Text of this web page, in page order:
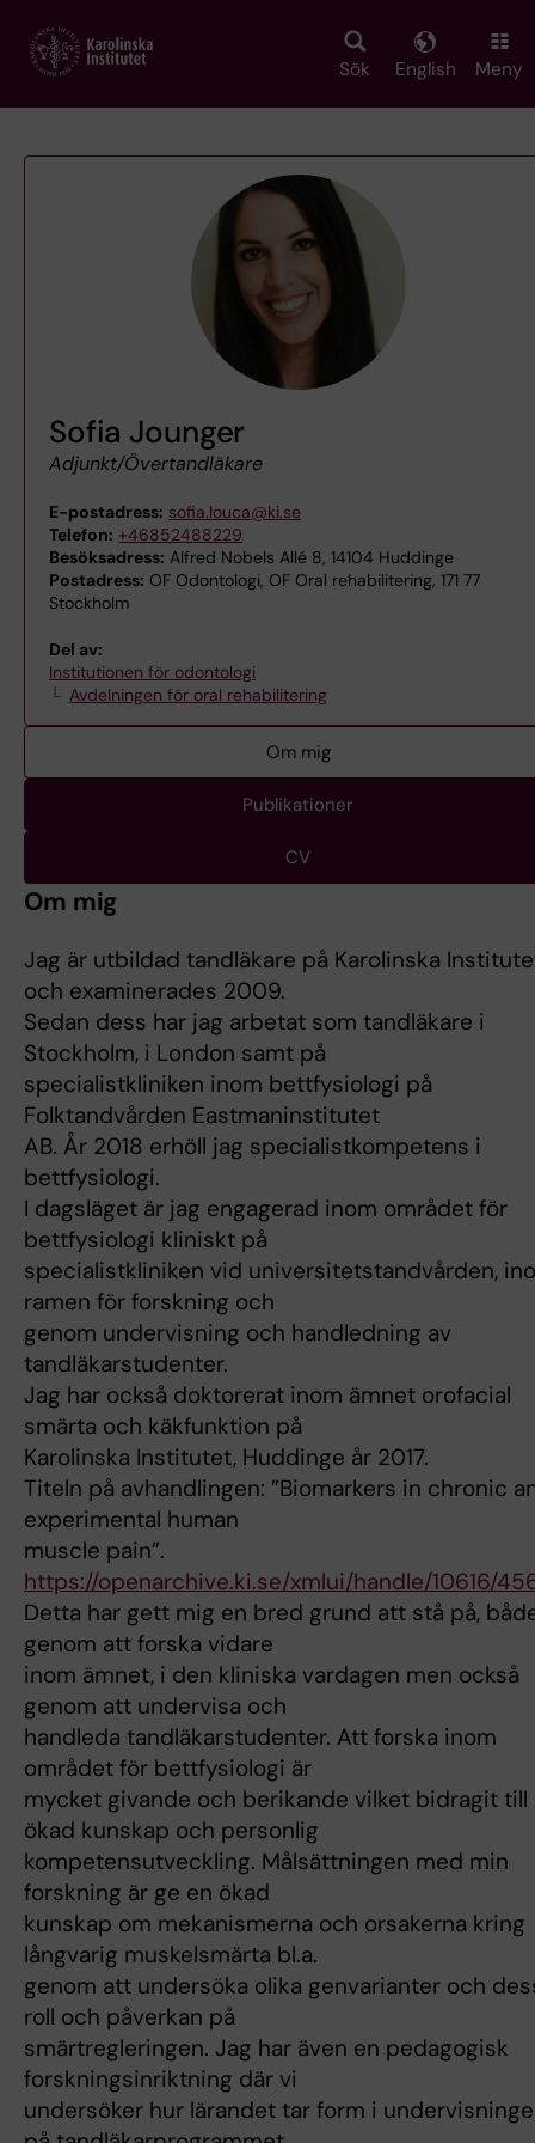
main
Sök English Meny
Sofia Jounger
Adjunkt/Övertandläkare
E-postadress: sofia.louca@ki.se
Telefon: +46852488229
Besöksadress: Alfred Nobels Allé 8, 14104 Huddinge
Postadress: OF Odontologi, OF Oral rehabilitering, 171 77
Stockholm
Del av:
Institutionen för odontologi
Avdelningen för oral rehabilitering
Om mig
Publikationer
CV
Om mig
Jag är utbildad tandläkare på Karolinska
och examinerades 2009.
Sedan dess har jag arbetat som tandläkare i
Stockholm, i London samt på
specialistkliniken inom bettfysiologi på
Folktandvården Eastmaninstitutet
AB. År 2018 erhöll jag specialistkompetens i
bettfysiologi.
I dagsläget är jag engagerad inom området för
bettfysiologi kliniskt på
specialistkliniken vid universitetstandvården,
ramen för forskning och
genom undervisning och handledning av
tandläkarstudenter.
Jag har också doktorerat inom ämnet orofacial
smärta och käkfunktion på
Karolinska Institutet, Huddinge år 2017.
Titeln på avhandlingen: ”Biomarkers in chronic
experimental human
muscle pain”.
https://openarchive.ki.se/xmlui/handle/10616/
Detta har gett mig en bred grund att stå på,
genom att forska vidare
inom ämnet, i den kliniska vardagen men också
genom att undervisa och
handleda tandläkarstudenter. Att forska inom
området för bettfysiologi är
mycket givande och berikande vilket bidragit till
ökad kunskap och personlig
kompetensutveckling. Målsättningen med min
forskning är ge en ökad
kunskap om mekanismerna och orsakerna kring
långvarig muskelsmärta bl.a.
genom att undersöka olika genvarianter och
roll och påverkan på
smärtregleringen. Jag har även en pedagogisk
forskningsinriktning där vi
undersöker hur lärandet tar form i